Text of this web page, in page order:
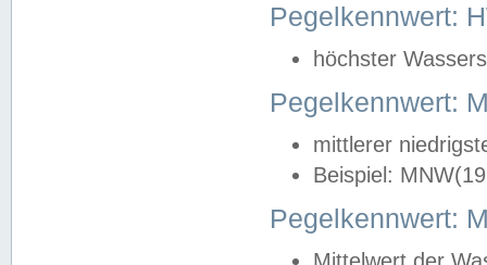
Pegelkennwert:
höchster
Pegelkennwert:
mittlerer
Beispiel:
Pegelkennwert:
Mittelwert der